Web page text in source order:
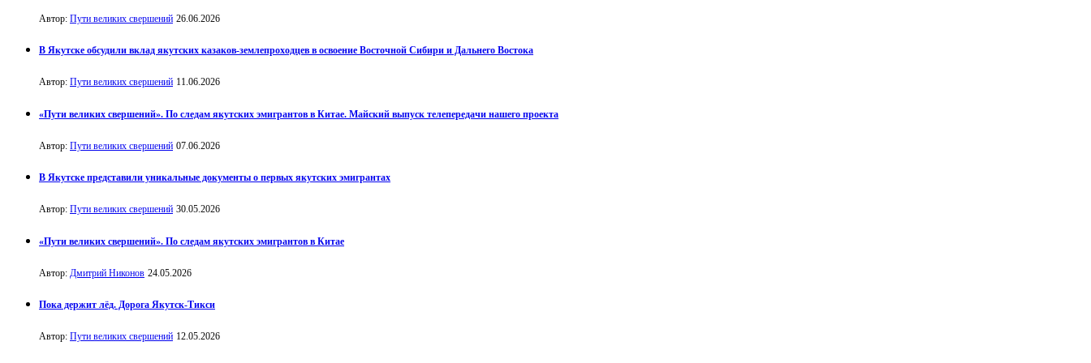
Автор: Пути великих свершений 26.06.2026
В Якутске обсудили вклад якутских казаков-землепроходцев в освоение Восточной Сибири и Дальнего Востока
Автор: Пути великих свершений 11.06.2026
«Пути великих свершений». По следам якутских эмигрантов в Китае. Майский выпуск телепередачи нашего проекта
Автор: Пути великих свершений 07.06.2026
В Якутске представили уникальные документы о первых якутских эмигрантах
Автор: Пути великих свершений 30.05.2026
«Пути великих свершений». По следам якутских эмигрантов в Китае
Автор: Дмитрий Никонов 24.05.2026
Пока держит лёд. Дорога Якутск-Тикси
Автор: Пути великих свершений 12.05.2026